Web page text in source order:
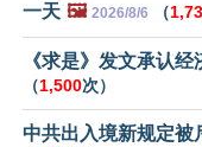
一天 🖼️ 2026/8/6 （
《求是》发文承认
（1,500次）
中共出入境新规定被